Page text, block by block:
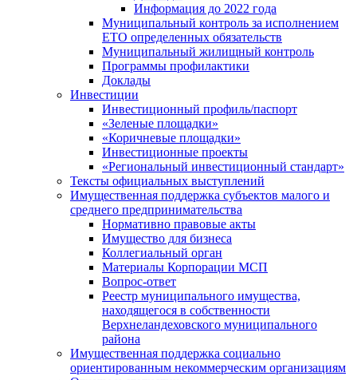
Информация до 2022 года
Муниципальный контроль за исполнением
ЕТО определенных обязательств
Муниципальный жилищный контроль
Программы профилактики
Доклады
Инвестиции
Инвестиционный профиль/паспорт
«Зеленые площадки»
«Коричневые площадки»
Инвестиционные проекты
«Региональный инвестиционный стандарт»
Тексты официальных выступлений
Имущественная поддержка субъектов малого и
среднего предпринимательства
Нормативно правовые акты
Имущество для бизнеса
Коллегиальный орган
Материалы Корпорации МСП
Вопрос-ответ
Реестр муниципального имущества,
находящегося в собственности
Верхнеландеховского муниципального
района
Имущественная поддержка социально
ориентированным некоммерческим организациям